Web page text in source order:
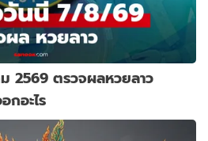
2569 ตรวจผลหวยลาว
อะไร